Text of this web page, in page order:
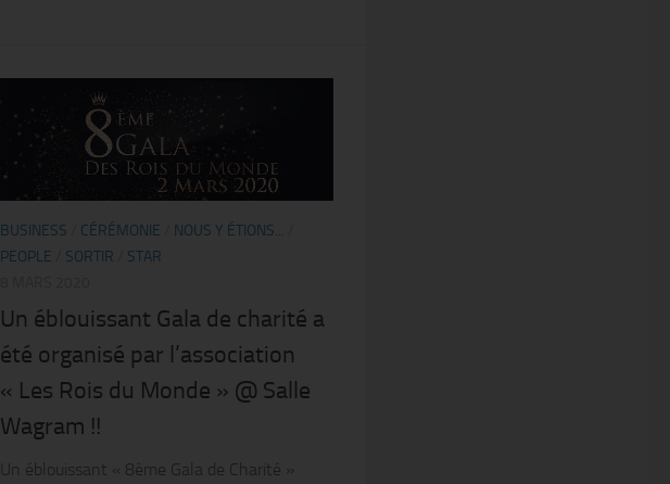
BUSINESS CÉRÉMONIE NOUS Y ÉTIONS...
PEOPLE
SORTIR
STAR
Un éblouissant Gala de charité a
été organisé par l’association
« Les Rois du Monde » @ Salle
Wagram !!
Un éblouissant « 8ème Gala de Charité »